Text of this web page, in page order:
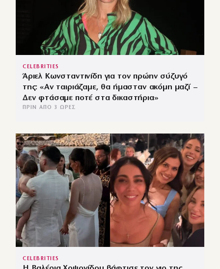
CELEBRITIES
Άριελ Κωνσταντινίδη για τον πρώην σύζυγό
της: «Αν ταιριάζαμε, θα ήμασταν ακόμη μαζί –
Δεν φτάσαμε ποτέ στα δικαστήρια»
ΠΡΙΝ ΑΠΌ 3 ΏΡΕΣ
CELEBRITIES